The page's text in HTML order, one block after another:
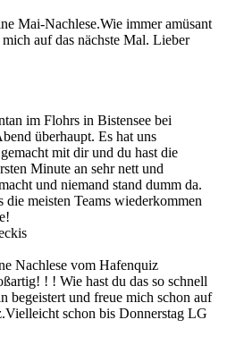
Mai-Nachlese.Wie immer amüsant
auf das nächste Mal. Lieber
im Flohrs in Bistensee bei
überhaupt. Es hat uns
mit dir und du hast die
Minute an sehr nett und
und niemand stand dumm da.
die meisten Teams wiederkommen
Nachlese vom Hafenquiz
! ! Wie hast du das so schnell
begeistert und freue mich schon auf
schon bis Donnerstag LG